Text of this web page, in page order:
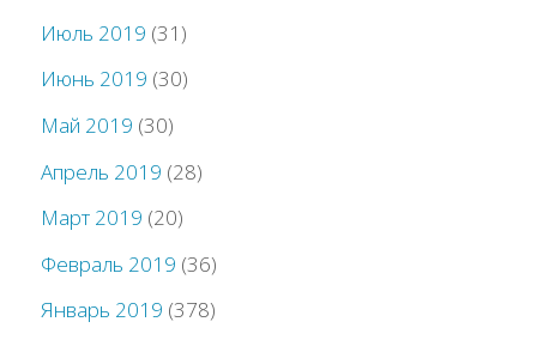
Июль 2019 (31)
Июнь 2019 (30)
Май 2019 (30)
Апрель 2019 (28)
Март 2019 (20)
Февраль 2019 (36)
Январь 2019 (378)